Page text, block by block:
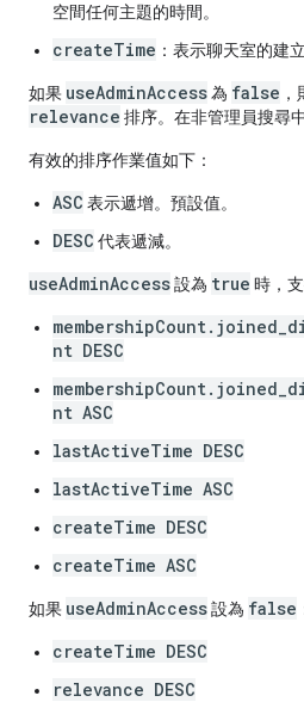
空間任何主題的時間。
createTime ：表示聊天室的建
如果 useAdminAccess為 false
relevance 排序。在非管理員搜尋
有效的排序作業值如下：
ASC 表示遞增。預設值。
DESC 代表遞減。
useAdminAccess設為 true 時，
nt DESC
nt ASC
lastActiveTime DESC
lastActiveTime ASC
createTime DESC
createTime ASC
如果 useAdminAccess設為 false
createTime DESC
relevance DESC